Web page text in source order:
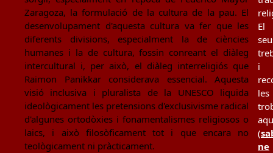
Zaragoza, la formulació de la cultura de la pau. El
desenvolupament d'aquesta cultura va fer que les
diferents divisions, especialment la de ciències
humanes i la de cultura, fossin conreant el diàleg
intercultural i, per això, el diàleg interreligiós que
Raimon Panikkar considerava essencial. Aquesta
visió inclusiva i pluralista de la UNESCO liquida
ideològicament les pretensions d'exclusivisme radical
d'algunes ortodòxies i fonamentalismes religiosos o
laics, i això filosòficament tot i que encara no
teològicament ni pràcticament.
El
i
les
(
ne